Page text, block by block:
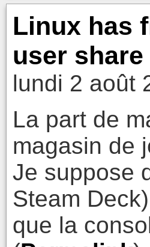
Linux has
user
lundi 2 août
La part de
magasin de
Je suppose
Steam
que la